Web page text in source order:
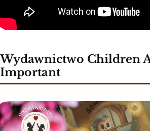
Wydawnictwo Children
Important